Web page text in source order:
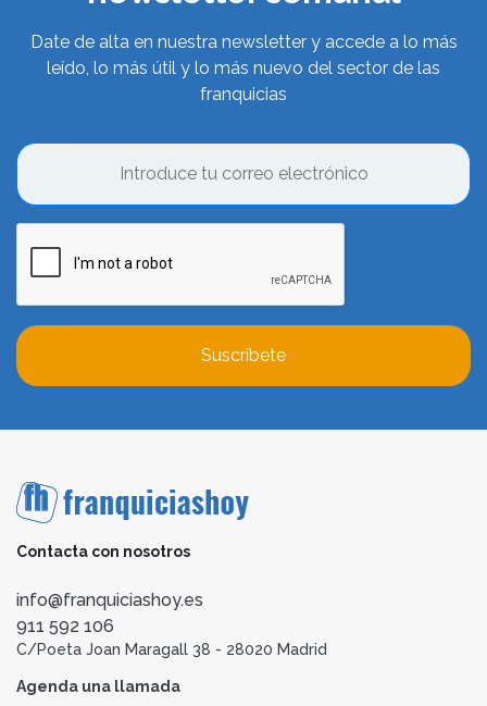
Date de alta en nuestra newsletter y accede a lo más
leído, lo más útil y lo más nuevo del sector de las
franquicias
Suscríbete
Contacta con nosotros
info@franquiciashoy.es
911 592 106
C/Poeta Joan Maragall 38 - 28020 Madrid
Agenda una llamada